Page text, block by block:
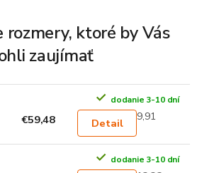
ktoré by Vás
zaujímať
dodanie 3-10 dní
€59,48 Detail 9,91
dodanie 3-10 dní